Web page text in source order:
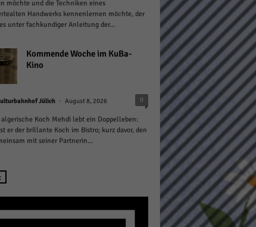
möchte und die Techniken eines
Handwerks kennenlernen möchte, der
unter fachkundiger Anleitung der...
Kommende Woche im KuBa-
Kino
Jülich - August 8, 2026 0
Koch Mehdi lebt ein Doppelleben:
er der brillante Koch im Bistro; kurz davor, den
mit seiner Partnerin...